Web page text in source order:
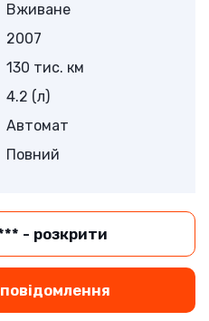
Вживане
2007
130 тис. км
4.2 (л)
Автомат
Повний
380 *** *** - розкрити